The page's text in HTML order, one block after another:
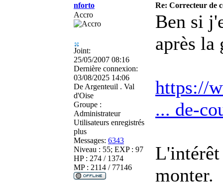
nforto
Re: Correcteur de
Accro
Joint:
25/05/2007 08:16
Dernière connexion:
03/08/2025 14:06
De Argenteuil . Val
d'Oise
Groupe :
Administrateur
Utilisateurs enregistrés
plus
Messages: 6343
Niveau : 55; EXP : 97
HP : 274 / 1374
MP : 2114 / 77146
Ben si
après
https://
... de-
L'intérêt
monter.